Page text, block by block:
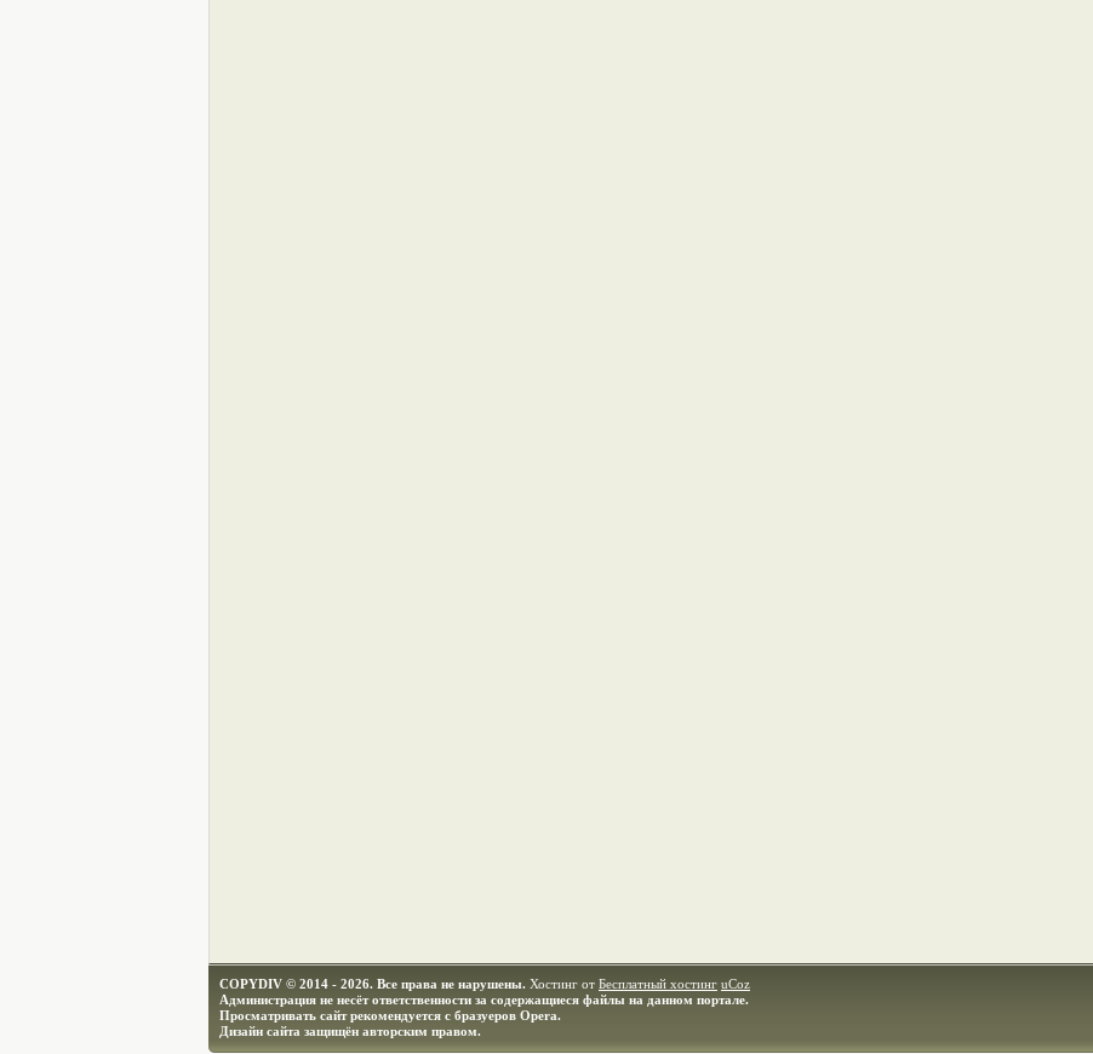
COPYDIV © 2014 - 2026. Все права не нарушены. Хостинг от Бесплатный хостинг uCoz
Администрация не несёт ответственности за содержащиеся файлы на данном портале.
Просматривать сайт рекомендуется с бразуеров Opera.
Дизайн сайта защищён авторским правом.